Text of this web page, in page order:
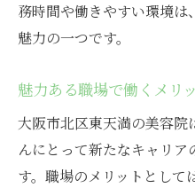
務時間や働きやすい環境は
魅力の一つです。
魅力ある職場で働くメリ
大阪市北区東天満の美容院
んにとって新たなキャリ
す。職場のメリットとして